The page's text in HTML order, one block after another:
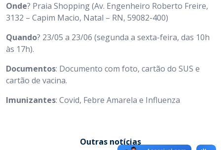
Onde? Praia Shopping (Av. Engenheiro Roberto Freire,
3132 – Capim Macio, Natal – RN, 59082-400)
Quando? 23/05 a 23/06 (segunda a sexta-feira, das 10h
às 17h).
Documentos: Documento com foto, cartão do SUS e
cartão de vacina.
Imunizantes: Covid, Febre Amarela e Influenza
Outras notícias